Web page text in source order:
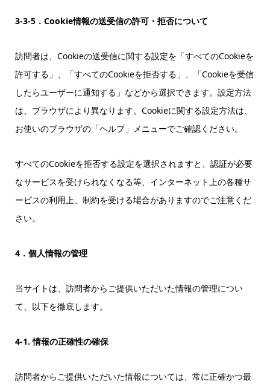
3-3-5．Cookie情報の送受信の許可・拒否について
訪問者は、Cookieの送受信に関する設定を「すべてのCookieを
許可する」、「すべてのCookieを拒否する」、「Cookieを受信
したらユーザーに通知する」などから選択できます。設定方法
は、ブラウザにより異なります。Cookieに関する設定方法は、
お使いのブラウザの「ヘルプ」メニューでご確認ください。
すべてのCookieを拒否する設定を選択されますと、認証が必要
なサービスを受けられなくなる等、インターネット上の各種サ
ービスの利用上、制約を受ける場合がありますのでご注意くだ
さい。
4．個人情報の管理
当サイトは、訪問者からご提供いただいた情報の管理につい
て、以下を徹底します。
4-1. 情報の正確性の確保
訪問者からご提供いただいた情報については、常に正確かつ最